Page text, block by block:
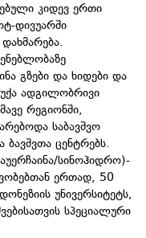
კიდევ ერთი
დივუარში
გზები და ხიდები და
ადგილობრივი
რეგიონში,
საბავშვო
ცენტრებს.
სინოჰიდრო)-
ერთად, 50
უნივერსიტეტს,
სპეციალური